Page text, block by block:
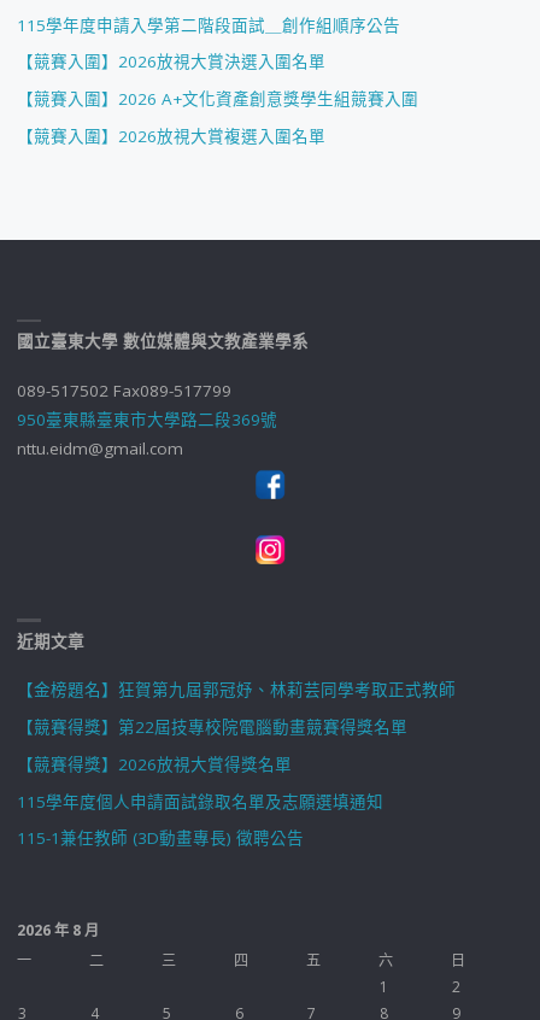
115學年度申請入學第二階段面試＿創作組順序公告
【競賽入圍】2026放視大賞決選入圍名單
【競賽入圍】2026 A+文化資產創意獎學生組競賽入圍
【競賽入圍】2026放視大賞複選入圍名單
國立臺東大學 數位媒體與文教產業學系
089-517502 Fax089-517799
950臺東縣臺東市大學路二段369號
nttu.eidm@gmail.com
近期文章
【金榜題名】狂賀第九屆郭冠妤、林莉芸同學考取正式教師
【競賽得獎】第22屆技專校院電腦動畫競賽得獎名單
【競賽得獎】2026放視大賞得獎名單
115學年度個人申請面試錄取名單及志願選填通知
115-1兼任教師 (3D動畫專長) 徵聘公告
2026 年 8 月
一
二 三 四 五 六
日
1
2
3
4 5 6 7 8 9